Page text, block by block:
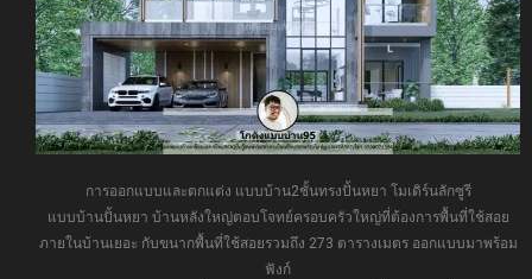
การออกแบบและตกแต่ง แบบบ้าน2ชั้นทรงปั้นหยา โมเดิร์นลักซูรี
แบบบ้านปั้นหยา บ้านหลังใหญ่ตอบโจทย์ครอบครัวใหญ่ที่ต้องการพื้นที่ใช้สอย
ภายในบ้านเยอะ กับขนากพื้นที่ใช้สอยรวมถึง 273 ตารางเมตร ออกแบบมาพร้อม
ฟังก์